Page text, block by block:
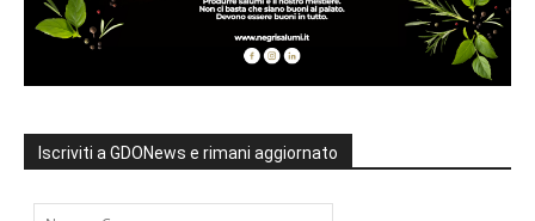
Iscriviti a GDONews e rimani aggiornato